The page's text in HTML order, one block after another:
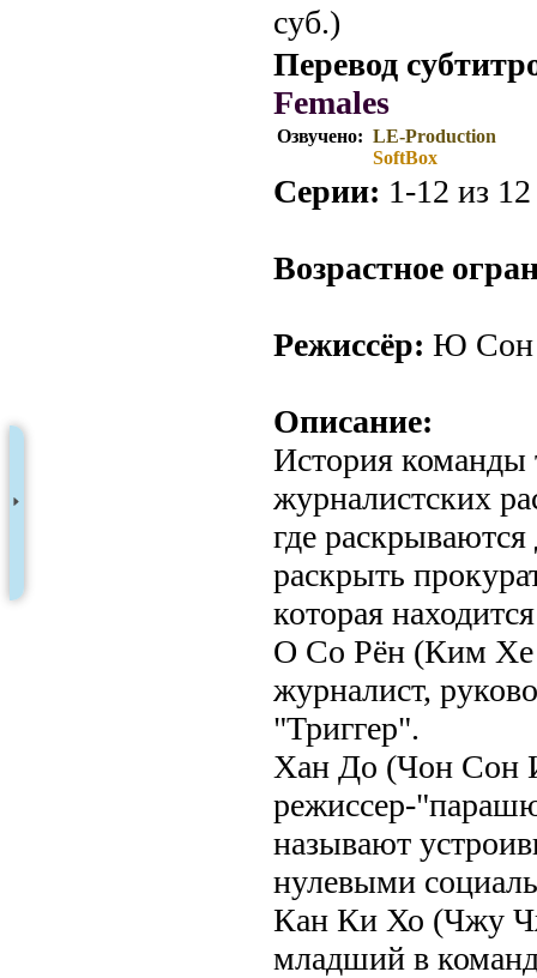
суб.)
Перевод
Females
Озвучено: LE-Production
SoftBox
Серии: 1-12 из
Возрастное
Режиссёр: Ю Сон
Описание:
История команды
журналистских
где
раскрыть
которая
О Со Рён (Ким Хе
журналист,
"Триггер".
Хан До (Чон Сон
режиссер-
называют
нулевыми
Кан Ки Хо (Чжу
младший в